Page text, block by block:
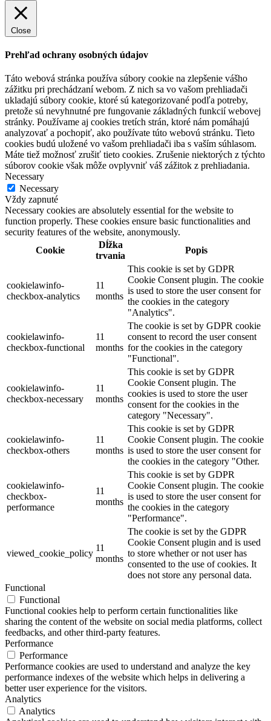
Close
Prehľad ochrany osobných údajov
Táto webová stránka používa súbory cookie na zlepšenie vášho
zážitku pri prechádzaní webom. Z nich sa vo vašom prehliadači
ukladajú súbory cookie, ktoré sú kategorizované podľa potreby,
pretože sú nevyhnutné pre fungovanie základných funkcií webovej
stránky. Používame aj cookies tretích strán, ktoré nám pomáhajú
analyzovať a pochopiť, ako používate túto webovú stránku. Tieto
cookies budú uložené vo vašom prehliadači iba s vaším súhlasom.
Máte tiež možnosť zrušiť tieto cookies. Zrušenie niektorých z týchto
súborov cookie však môže ovplyvniť váš zážitok z prehliadania.
Necessary
Necessary
Vždy zapnuté
Necessary cookies are absolutely essential for the website to
function properly. These cookies ensure basic functionalities and
security features of the website, anonymously.
Cookie
Dĺžka
trvania
Popis
cookielawinfo-
checkbox-analytics
11
months
This cookie is set by GDPR
Cookie Consent plugin. The cookie
is used to store the user consent for
the cookies in the category
"Analytics".
cookielawinfo-
checkbox-functional
11
months
The cookie is set by GDPR cookie
consent to record the user consent
for the cookies in the category
"Functional".
cookielawinfo-
checkbox-necessary
11
months
This cookie is set by GDPR
Cookie Consent plugin. The
cookies is used to store the user
consent for the cookies in the
category "Necessary".
cookielawinfo-
checkbox-others
11
months
This cookie is set by GDPR
Cookie Consent plugin. The cookie
is used to store the user consent for
the cookies in the category "Other.
cookielawinfo-
checkbox-
performance
11
months
This cookie is set by GDPR
Cookie Consent plugin. The cookie
is used to store the user consent for
the cookies in the category
"Performance".
viewed_cookie_policy
11
months
The cookie is set by the GDPR
Cookie Consent plugin and is used
to store whether or not user has
consented to the use of cookies. It
does not store any personal data.
Functional
Functional
Functional cookies help to perform certain functionalities like
sharing the content of the website on social media platforms, collect
feedbacks, and other third-party features.
Performance
Performance
Performance cookies are used to understand and analyze the key
performance indexes of the website which helps in delivering a
better user experience for the visitors.
Analytics
Analytics